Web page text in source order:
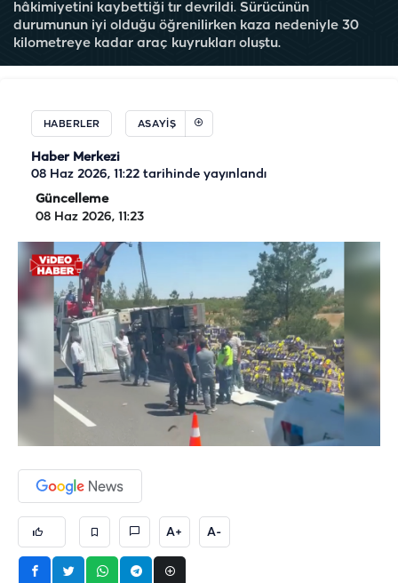
hâkimiyetini kaybettiği tır devrildi. Sürücünün
durumunun iyi olduğu öğrenilirken kaza nedeniyle 30
kilometreye kadar araç kuyrukları oluştu.
HABERLER ASAYIŞ
Haber Merkezi
08 Haz 2026, 11:22 tarihinde yayınlandı
Güncelleme
08 Haz 2026, 11:23
A+ A-